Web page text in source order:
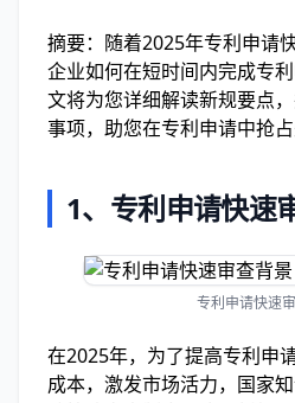
摘要：随着2025年专利申请
企业如何在短时间内完成专
文将为您详细解读新规要点
事项，助您在专利申请中抢占
1、 专利申请快速
专利申请快速
在2025年，为了提高专利申
成本，激发市场活力，国家